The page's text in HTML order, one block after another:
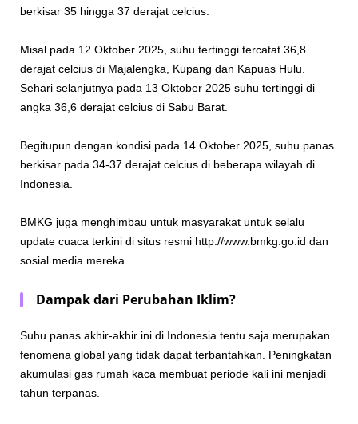
berkisar 35 hingga 37 derajat celcius.
Misal pada 12 Oktober 2025, suhu tertinggi tercatat 36,8
derajat celcius di Majalengka, Kupang dan Kapuas Hulu.
Sehari selanjutnya pada 13 Oktober 2025 suhu tertinggi di
angka 36,6 derajat celcius di Sabu Barat.
Begitupun dengan kondisi pada 14 Oktober 2025, suhu panas
berkisar pada 34-37 derajat celcius di beberapa wilayah di
Indonesia.
BMKG juga menghimbau untuk masyarakat untuk selalu
update cuaca terkini di situs resmi http://www.bmkg.go.id dan
sosial media mereka.
Dampak dari Perubahan Iklim?
Suhu panas akhir-akhir ini di Indonesia tentu saja merupakan
fenomena global yang tidak dapat terbantahkan. Peningkatan
akumulasi gas rumah kaca membuat periode kali ini menjadi
tahun terpanas.